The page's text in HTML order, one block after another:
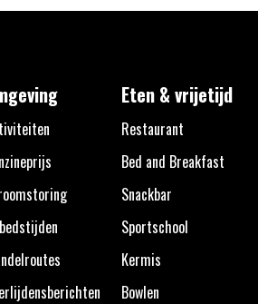
Eten & vrijetijd
Restaurant
Bed and Breakfast
Snackbar
Sportschool
Kermis
Bowlen